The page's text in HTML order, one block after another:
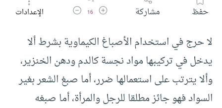
حفظ مشاركة زيادة حجم الخط
16 تقليل حجم الخطالإعدادات
لا حرج في استخدام الأصباغ الكيماوية بشرط ألا
يدخل في تركيبها مواد نجسة كالدم ودهن الخنزير،
وألا يترتب على استعمالها ضرر، أما صبغ الشعر بغير
السواد فهو جائز مطلقا للرجل والمرأة، أما صبغه